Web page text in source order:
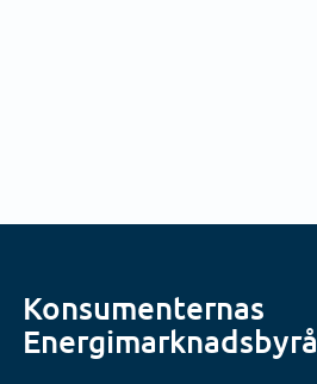
Konsumenternas
Energimarknadsbyrå